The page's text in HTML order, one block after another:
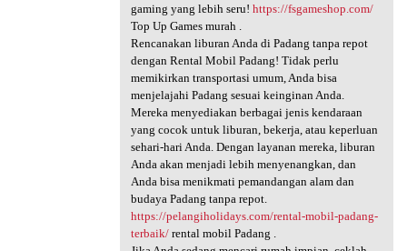
gaming yang lebih seru! https://fsgameshop.com/
Top Up Games murah .
Rencanakan liburan Anda di Padang tanpa repot
dengan Rental Mobil Padang! Tidak perlu
memikirkan transportasi umum, Anda bisa
menjelajahi Padang sesuai keinginan Anda.
Mereka menyediakan berbagai jenis kendaraan
yang cocok untuk liburan, bekerja, atau keperluan
sehari-hari Anda. Dengan layanan mereka, liburan
Anda akan menjadi lebih menyenangkan, dan
Anda bisa menikmati pemandangan alam dan
budaya Padang tanpa repot.
https://pelangiholidays.com/rental-mobil-padang-
terbaik/rental mobil Padang .